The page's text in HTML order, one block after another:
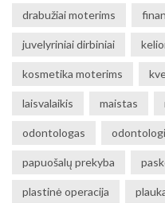
drabužiai moterims
juvelyriniai dirbiniai
kosmetika moterims
laisvalaikis maistas
odontologas
papuošalų prekyba
plastinė operacija